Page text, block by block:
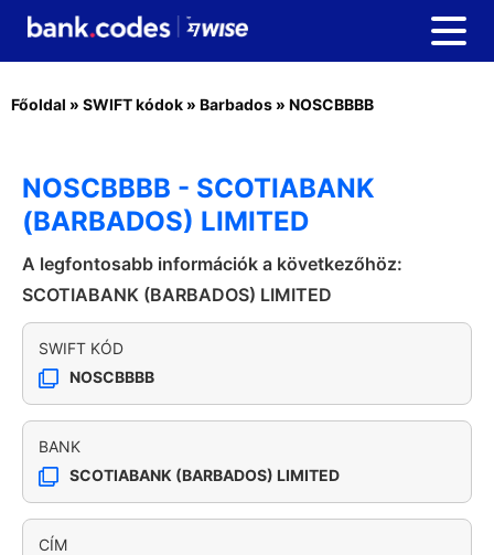
Főoldal » SWIFT kódok » Barbados » NOSCBBBB
NOSCBBBB - SCOTIABANK
(BARBADOS) LIMITED
A legfontosabb információk a következőhöz:
SCOTIABANK (BARBADOS) LIMITED
SWIFT KÓD
NOSCBBBB
BANK
SCOTIABANK (BARBADOS) LIMITED
CÍM